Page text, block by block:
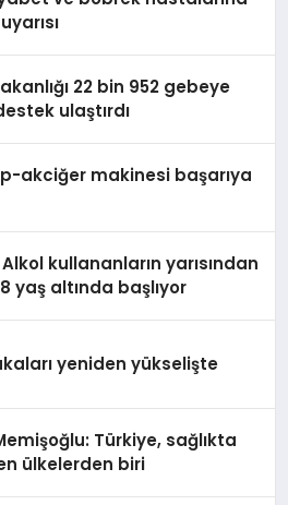
22 bin 952 gebeye
ulaştırdı
akciğer makinesi başarıya
kullananların yarısından
yaş altında başlıyor
yeniden yükselişte
Türkiye, sağlıkta
ülkelerden biri